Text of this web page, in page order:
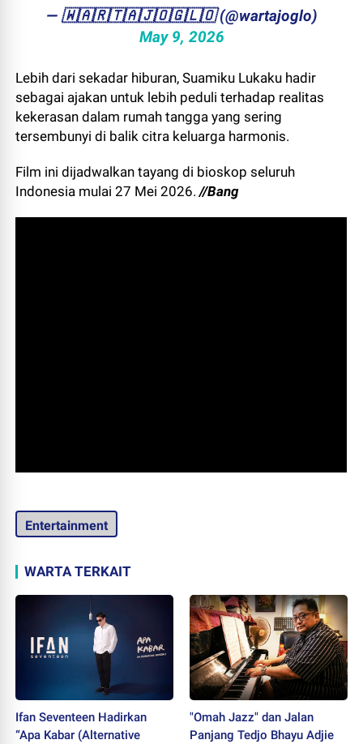
— ​🇼​​🇦​​🇷​​🇹​​🇦​​🇯​​🇴​​🇬​​🇱​​🇴 (@wartajoglo)
May 9, 2026
Lebih dari sekadar hiburan, Suamiku Lukaku hadir
sebagai ajakan untuk lebih peduli terhadap realitas
kekerasan dalam rumah tangga yang sering
tersembunyi di balik citra keluarga harmonis.
Film ini dijadwalkan tayang di bioskop seluruh
Indonesia mulai 27 Mei 2026.//Bang
Entertainment
WARTA TERKAIT
Ifan Seventeen Hadirkan
“Apa Kabar (Alternative
"Omah Jazz" dan Jalan
Panjang Tedjo Bhayu Adjie